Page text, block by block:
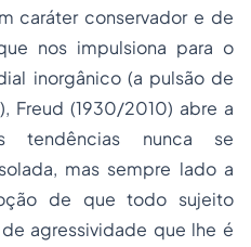
caráter conservador e de
nos impulsiona para o
inorgânico (a pulsão de
Freud (1930/2010) abre a
nunca se
mas sempre lado a
de que todo sujeito
agressividade que lhe é